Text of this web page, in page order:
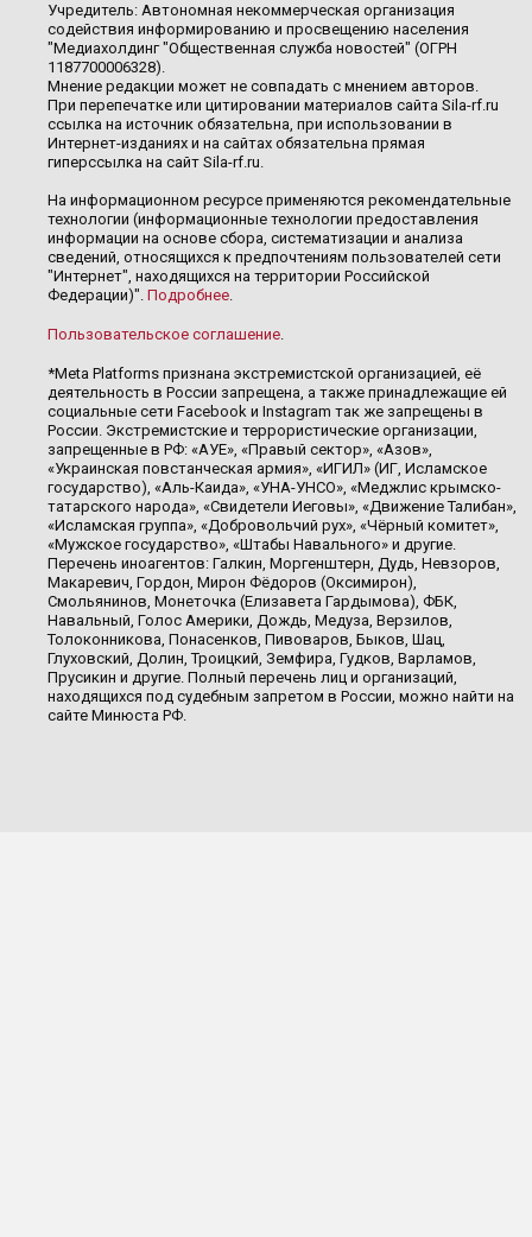
Учредитель: Автономная некоммерческая организация
содействия информированию и просвещению населения
"Медиахолдинг "Общественная служба новостей" (ОГРН
1187700006328).
Мнение редакции может не совпадать с мнением авторов.
При перепечатке или цитировании материалов сайта Sila-rf.ru
ссылка на источник обязательна, при использовании в
Интернет-изданиях и на сайтах обязательна прямая
гиперссылка на сайт Sila-rf.ru.
На информационном ресурсе применяются рекомендательные
технологии (информационные технологии предоставления
информации на основе сбора, систематизации и анализа
сведений, относящихся к предпочтениям пользователей сети
"Интернет", находящихся на территории Российской
Федерации)". Подробнее.
Пользовательское соглашение.
*Meta Platforms признана экстремистской организацией, её
деятельность в России запрещена, а также принадлежащие ей
социальные сети Facebook и Instagram так же запрещены в
России. Экстремистские и террористические организации,
запрещенные в РФ: «АУЕ», «Правый сектор», «Азов»,
«Украинская повстанческая армия», «ИГИЛ» (ИГ, Исламское
государство), «Аль-Каида», «УНА-УНСО», «Меджлис крымско-
татарского народа», «Свидетели Иеговы», «Движение Талибан»,
«Исламская группа», «Добровольчий рух», «Чёрный комитет»,
«Мужское государство», «Штабы Навального» и другие.
Перечень иноагентов: Галкин, Моргенштерн, Дудь, Невзоров,
Макаревич, Гордон, Мирон Фёдоров (Оксимирон),
Смольянинов, Монеточка (Елизавета Гардымова), ФБК,
Навальный, Голос Америки, Дождь, Медуза, Верзилов,
Толоконникова, Понасенков, Пивоваров, Быков, Шац,
Глуховский, Долин, Троицкий, Земфира, Гудков, Варламов,
Прусикин и другие. Полный перечень лиц и организаций,
находящихся под судебным запретом в России, можно найти на
сайте Минюста РФ.